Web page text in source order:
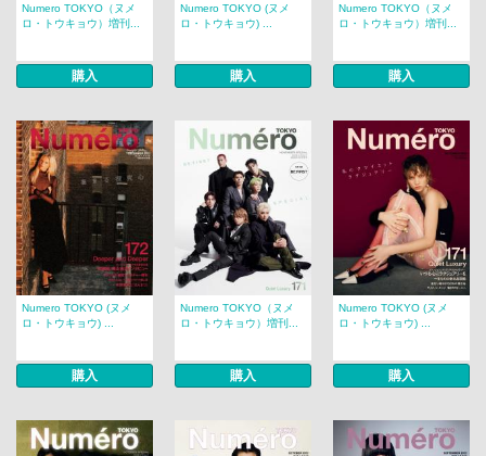
Numero TOKYO（ヌメ
ロ・トウキョウ）増刊...
購入
Numero TOKYO (ヌメ
ロ・トウキョウ) ...
購入
Numero TOKYO（ヌメ
ロ・トウキョウ）増刊...
購入
Numero TOKYO (ヌメ
ロ・トウキョウ) ...
購入
Numero TOKYO（ヌメ
ロ・トウキョウ）増刊...
購入
Numero TOKYO (ヌメ
ロ・トウキョウ) ...
購入